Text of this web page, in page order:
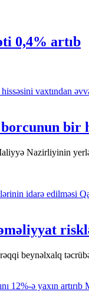
0,4% artıb
bir
Nazirliyinin
beynəlxalq